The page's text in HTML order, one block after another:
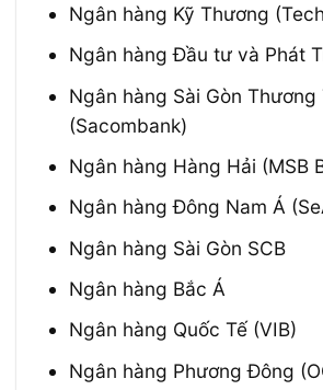
Ngân hàng Kỹ Thương
Ngân hàng Đầu tư và Phát
Ngân hàng Sài Gòn Thương
(Sacombank)
Ngân hàng Hàng Hải (MSB
Ngân hàng Đông Nam Á
Ngân hàng Sài Gòn SCB
Ngân hàng Bắc Á
Ngân hàng Quốc Tế (VIB)
Ngân hàng Phương Đông